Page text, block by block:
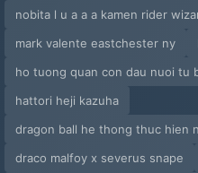
nobita l u a a a kamen rider
mark valente eastchester ny
ho tuong quan con dau nuoi tu
hattori heji kazuha
dragon ball he thong thuc hien
draco malfoy x severus snape